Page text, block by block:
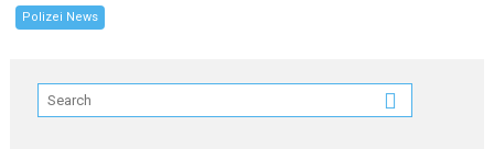
Polizei News